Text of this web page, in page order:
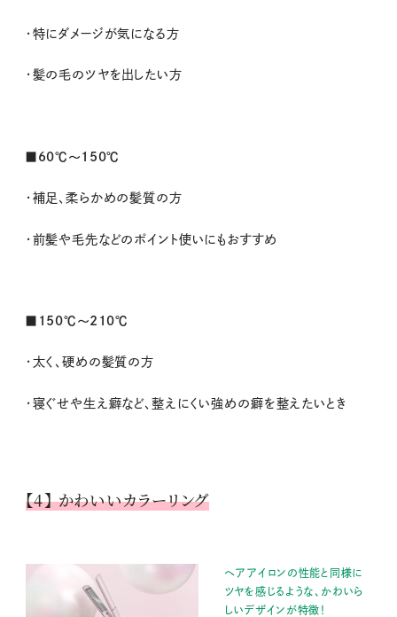
・特にダメージが気になる方
・髪の毛のツヤを出したい方
■60℃～150℃
・補足、柔らかめの髪質の方
・前髪や毛先などのポイント使いにもおすすめ
■150℃～210℃
・太く、硬めの髪質の方
・寝ぐせや生え癖など、整えにくい強めの癖を整えたいとき
【4】 かわいいカラーリング
ヘアアイロンの性能と同様に
ツヤを感じるような、かわいら
しいデザインが特徴！